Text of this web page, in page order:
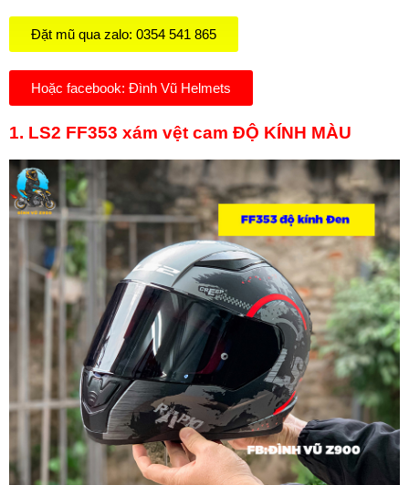
Đặt mũ qua zalo: 0354 541 865
Hoặc facebook: Đình Vũ Helmets
1. LS2 FF353 xám vệt cam ĐỘ KÍNH MÀU